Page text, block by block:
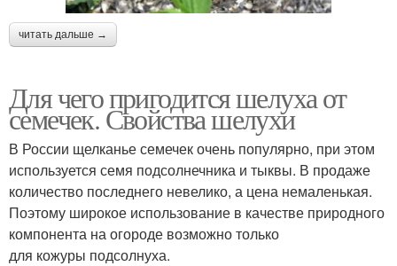
читать дальше →
Для чего пригодится шелуха от
семечек. Свойства шелухи
В России щелканье семечек очень популярно, при этом
используется семя подсолнечника и тыквы. В продаже
количество последнего невелико, а цена немаленькая.
Поэтому широкое использование в качестве природного
компонента на огороде возможно только
для кожуры подсолнуха.